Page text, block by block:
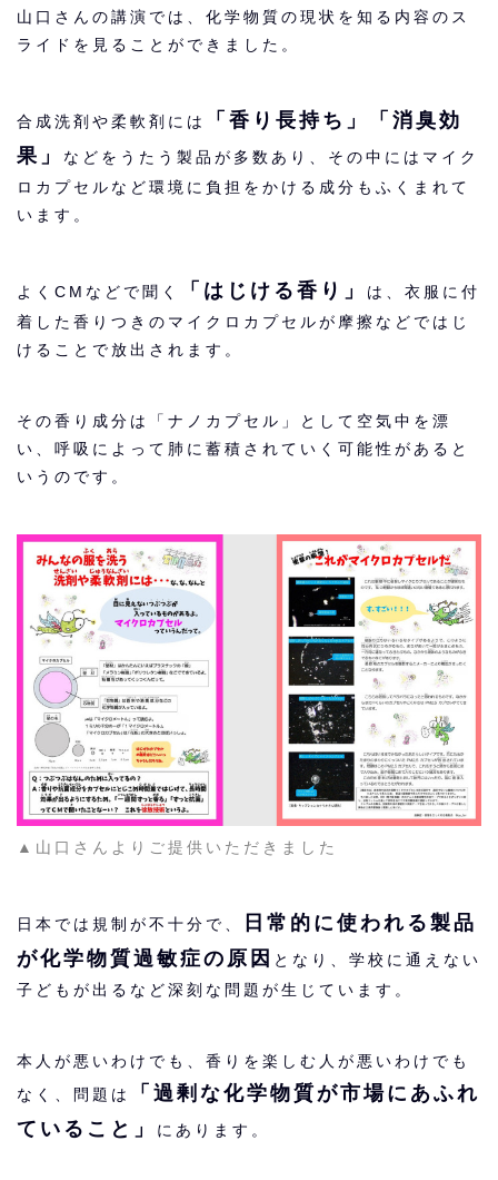
山口さんの講演では、化学物質の現状を知る内容のス
ライドを見ることができました。
合成洗剤や柔軟剤には
「香り長持ち」「消臭効
果」
などをうたう製品が多数あり、その中にはマイク
ロカプセルなど環境に負担をかける成分もふくまれて
います。
よくCMなどで聞く 「はじける香り」
は、衣服に付
着した香りつきのマイクロカプセルが摩擦などではじ
けることで放出されます。
その香り成分は「ナノカプセル」として空気中を漂
い、呼吸によって肺に蓄積されていく可能性があると
いうのです。
▲山口さんよりご提供いただきました
日本では規制が不十分で、
日常的に使われる製品
が化学物質過敏症の原因 となり、学校に通えない
子どもが出るなど深刻な問題が生じています。
本人が悪いわけでも、香りを楽しむ人が悪いわけでも
なく、問題は
「過剰な化学物質が市場にあふれ
ていること」
にあります。